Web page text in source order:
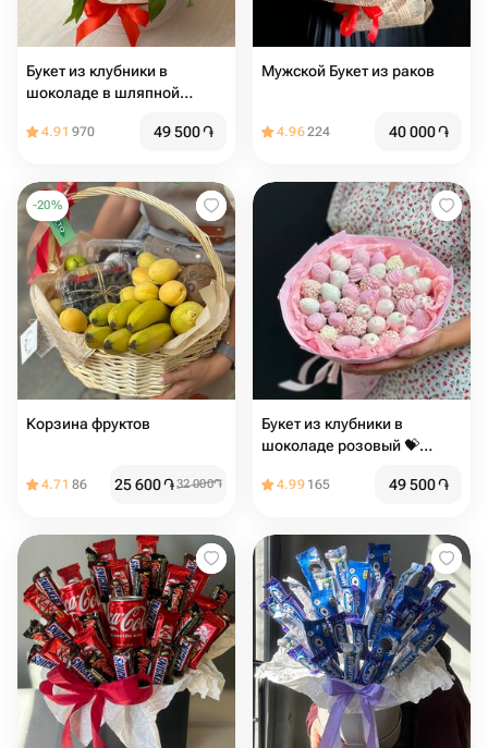
Букет из клубники в
шоколаде в шляпной
4.91 970 49 500֏
Мужской Букет из раков
4.96224 40 000֏
-20%
Корзина фруктов
4.71 86 25 600֏32 000֏
Букет из клубники в
шоколаде розовый 💝️
4.99 165 49 500֏